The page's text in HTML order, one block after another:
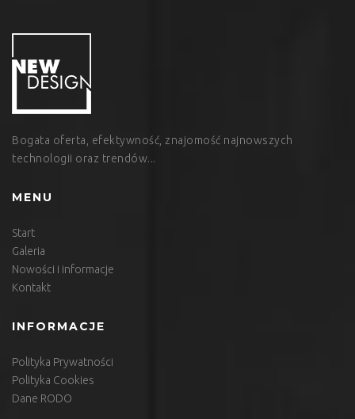
Bogata oferta, efektywność, znajomość najnowszych
technologii oraz trendów...
MENU
Start
Galeria
Nowości i informacje
Kontakt
INFORMACJE
Polityka Prywatności
Polityka Cookies
Dane RODO